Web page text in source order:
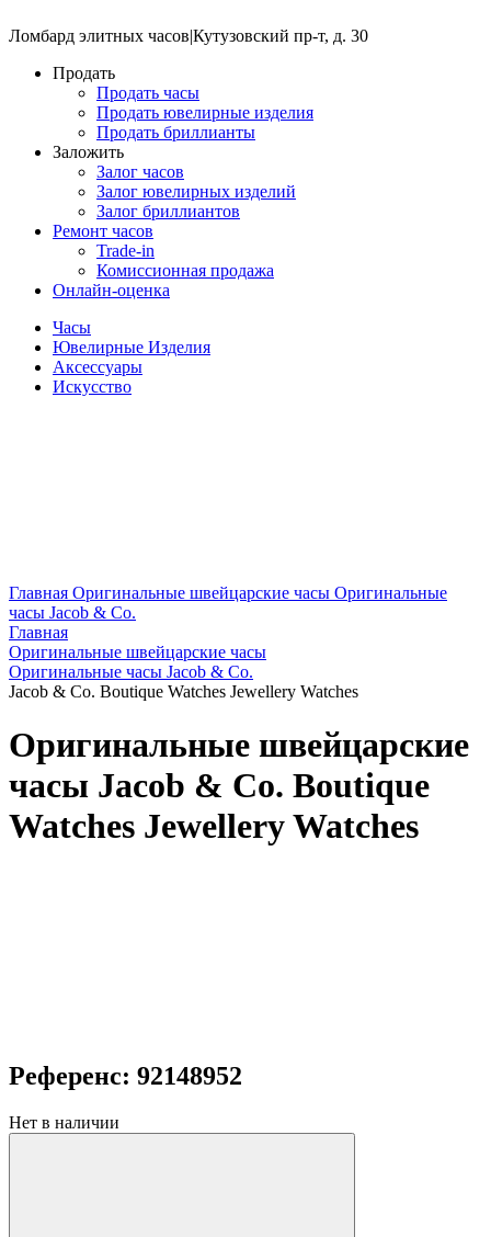
Ломбард элитных часов|Кутузовский пр-т, д. 30
Продать
Продать часы
Продать ювелирные изделия
Продать бриллианты
Заложить
Залог часов
Залог ювелирных изделий
Залог бриллиантов
Ремонт часов
Trade-in
Комиссионная продажа
Онлайн-оценка
Часы
Ювелирные Изделия
Аксессуары
Искусство
Главная Оригинальные швейцарские часы Оригинальные
часы Jacob & Co.
Главная
Оригинальные швейцарские часы
Оригинальные часы Jacob & Co.
Jacob & Co. Boutique Watches Jewellery Watches
Оригинальные швейцарские
часы Jacob & Co. Boutique
Watches Jewellery Watches
Референс: 92148952
Нет в наличии